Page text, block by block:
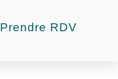
Prendre RDV